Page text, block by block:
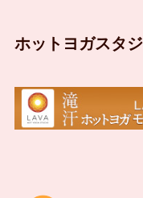
ホットヨガスタ